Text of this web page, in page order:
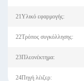
21Υλικό εφαρμογής:
22Τρόπος συγκόλλησης:
23Πλεονέκτημα:
24Πηγή λέιζερ: